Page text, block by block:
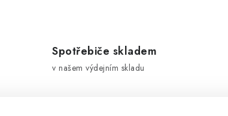
Spotřebiče skladem
v našem výdejním skladu